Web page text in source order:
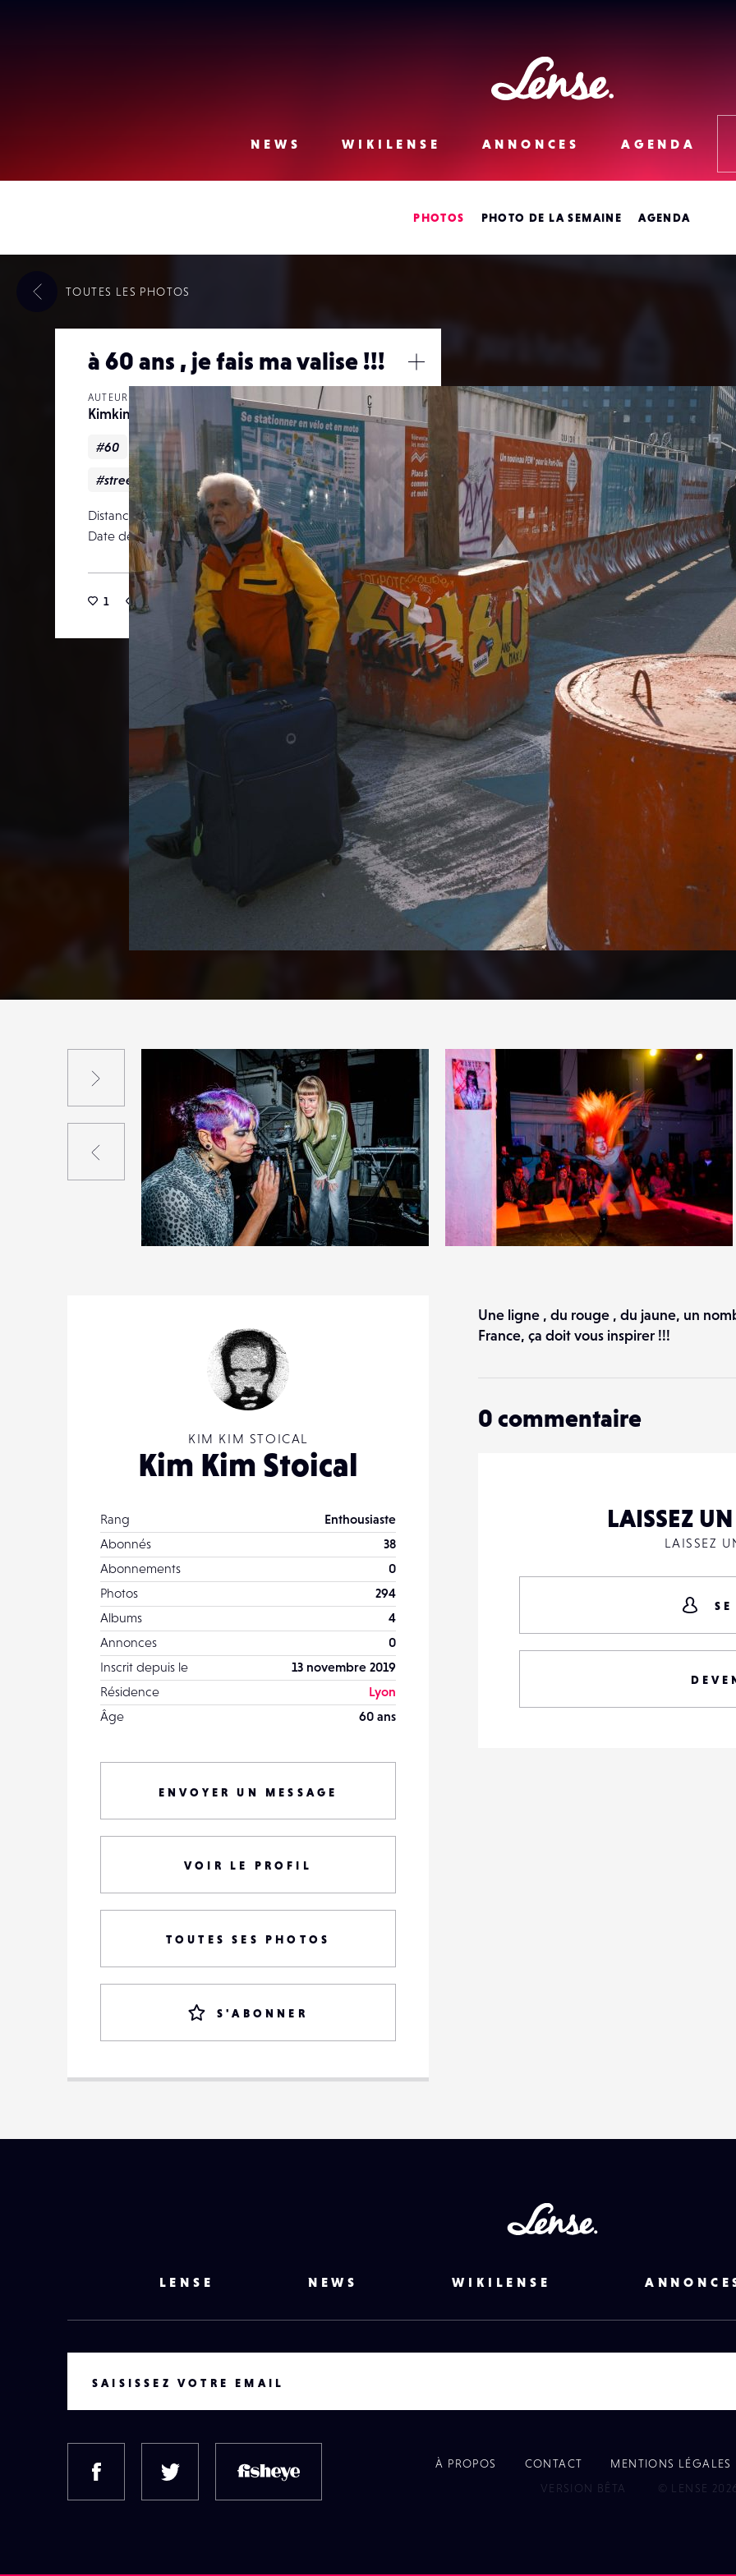
Lense
NEWS
WIKILENSE ANNONCES AGENDA
PHOTOS PHOTO DE LA SEMAINE AGENDA
à 60 ans , je fais ma valise !!!
AUTEUR
Kimkimstoical
#60 #Couleur #retraité
#streetphotography
Distance focale
0 mm
Date de publication
18 février 2023
1
/
Fermer
TOUTES LES PHOTOS
2
17
2
20
Précédent
KIM KIM STOICAL
Kim Kim Stoical
Rang
Enthousiaste
Abonnés
38
Abonnements
0
Photos
294
Albums
4
Annonces
0
Inscrit depuis le
13 novembre 2019
Résidence
Lyon
Âge
60 ans
ENVOYER UN MESSAGE
VOIR LE PROFIL
TOUTES SES PHOTOS
S'ABONNER
Une ligne , du rouge , du jaune, un
France, ça doit vous inspirer !!!
0 commentaire
LAISSEZ
LAISSEZ
LENSE NEWS WIKILENSE
SAISISSEZ VOTRE EMAIL
FACEBOOK TWITTER
À PROPOS CONTACT
MENTIONS LÉGALES
VERSION BÊTA
© LENSE